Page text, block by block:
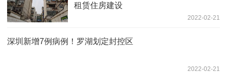
租赁住房建设
2022-02-21
深圳新增7例病例！罗湖划定封控区
2022-02-21